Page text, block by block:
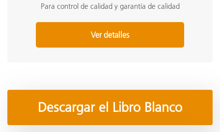
Para control de calidad y garantía de calidad
Ver detalles
Descargar el Libro Blanco